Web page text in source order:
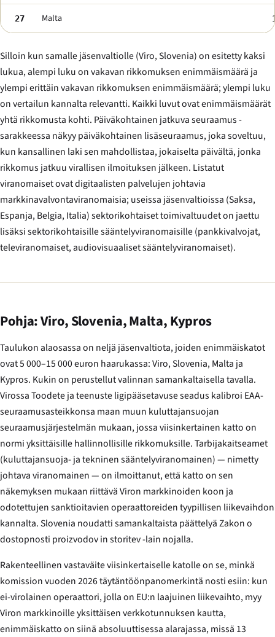
27 Malta
Silloin kun samalle jäsenvaltiolle (Viro, Slovenia) on esitetty kaksi
lukua, alempi luku on vakavan rikkomuksen enimmäismäärä ja
ylempi erittäin vakavan rikkomuksen enimmäismäärä; ylempi luku
on vertailun kannalta relevantti. Kaikki luvut ovat enimmäismäärät
yhtä rikkomusta kohti. Päiväkohtainen jatkuva seuraamus -
sarakkeessa näkyy päiväkohtainen lisäseuraamus, joka soveltuu,
kun kansallinen laki sen mahdollistaa, jokaiselta päivältä, jonka
rikkomus jatkuu virallisen ilmoituksen jälkeen. Listatut
viranomaiset ovat digitaalisten palvelujen johtavia
markkinavalvontaviranomaisia; useissa jäsenvaltioissa (Saksa,
Espanja, Belgia, Italia) sektorikohtaiset toimivaltuudet on jaettu
lisäksi sektorikohtaisille sääntelyviranomaisille (pankkivalvojat,
televiranomaiset, audiovisuaaliset sääntelyviranomaiset).
Pohja: Viro, Slovenia, Malta, Kypros
Taulukon alaosassa on neljä jäsenvaltiota, joiden enimmäiskatot
ovat 5 000–15 000 euron haarukassa: Viro, Slovenia, Malta ja
Kypros. Kukin on perustellut valinnan samankaltaisella tavalla.
VirossaToodete ja teenuste ligipääsetavuse seadus kalibroi EAA-
seuraamusasteikkonsa maan muun kuluttajansuojan
seuraamusjärjestelmän mukaan, jossa viisinkertainen katto on
normi yksittäisille hallinnollisille rikkomuksille. Tarbijakaitseamet
(kuluttajansuoja- ja tekninen sääntelyviranomainen) — nimetty
johtava viranomainen — on ilmoittanut, että katto on sen
näkemyksen mukaan riittävä Viron markkinoiden koon ja
odotettujen sanktioitavien operaattoreiden tyypillisen liikevaihdon
kannalta. Slovenia noudatti samankaltaista päättelyäZakon o
dostopnosti proizvodov in storitev-lain nojalla.
Rakenteellinen vastaväite viisinkertaiselle katolle on se, minkä
komission vuoden 2026 täytäntöönpanomerkintä nosti esiin: kun
ei-virolainen operaattori, jolla on EU:n laajuinen liikevaihto, myy
Viron markkinoille yksittäisen verkkotunnuksen kautta,
enimmäiskatto on siinä absoluuttisessa alarajassa, missä 13